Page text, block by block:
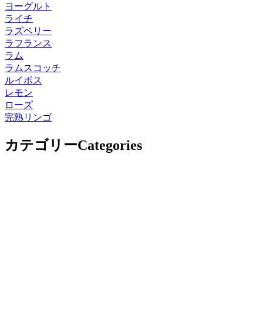
ヨーグルト
ライチ
ラズベリー
ラフランス
ラム
ラムスコッチ
ルイボス
レモン
ローズ
完熟リンゴ
カテゴリーCategories